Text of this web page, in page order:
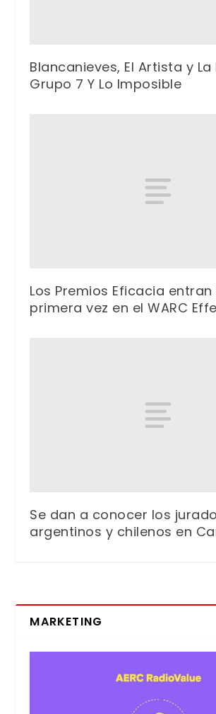
Blancanieves, El Artista y La
Grupo 7 Y Lo Imposible
Los Premios Eficacia
primera vez en el WARC
Se dan a conocer los
argentinos y chilenos en
MARKETING